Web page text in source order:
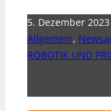
5. Dezember 2023
Allgemein,
ROBOTIK UND